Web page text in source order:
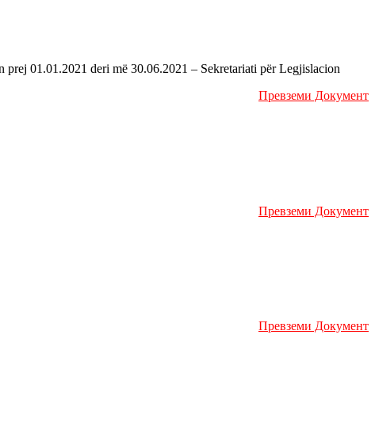
01.01.2021 deri më 30.06.2021 – Sekretariati për Legjislacion
Превземи Документ
Превземи Документ
Превземи Документ